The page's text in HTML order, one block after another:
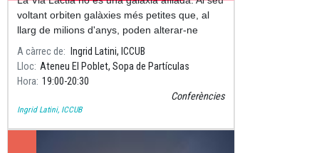
voltant orbiten galàxies més petites que, al
llarg de milions d'anys, poden alterar-ne
l'estructura i la dinàmica.
A càrrec de
Ingrid Latini, ICCUB
Lloc Ateneu El Poblet, Sopa de Partículas
Hora 19:00 20:30
Conferències
Ingrid Latini, ICCUB